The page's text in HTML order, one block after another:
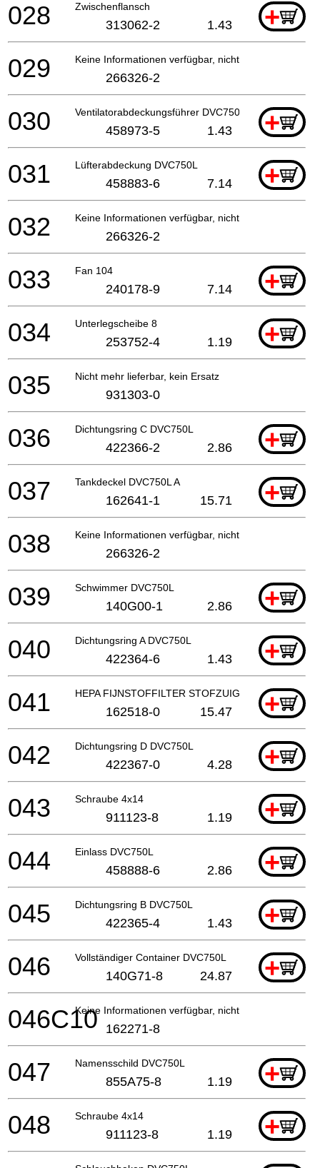
Zwischenflansch +
028 313062-2 1.43
Keine Informationen verfügbar, nicht bestellbar
029 266326-2
Ventilatorabdeckungsführer DVC750L +
030 458973-5 1.43
Lüfterabdeckung DVC750L +
031 458883-6 7.14
Keine Informationen verfügbar, nicht bestellbar
032 266326-2
Fan 104 +
033 240178-9 7.14
Unterlegscheibe 8 +
034 253752-4 1.19
Nicht mehr lieferbar, kein Ersatz
035 931303-0
Dichtungsring C DVC750L +
036 422366-2 2.86
Tankdeckel DVC750L A +
037 162641-1 15.71
Keine Informationen verfügbar, nicht bestellbar
038 266326-2
Schwimmer DVC750L +
039 140G00-1 2.86
Dichtungsring A DVC750L +
040 422364-6 1.43
HEPA FIJNSTOFFILTER STOFZUIGER +
041 162518-0 15.47
Dichtungsring D DVC750L +
042 422367-0 4.28
Schraube 4x14 +
043 911123-8 1.19
Einlass DVC750L +
044 458888-6 2.86
Dichtungsring B DVC750L +
045 422365-4 1.43
Vollständiger Container DVC750L +
046 140G71-8 24.87
Keine Informationen verfügbar, nicht bestellbar
046C10 162271-8
Namensschild DVC750L +
047 855A75-8 1.19
Schraube 4x14 +
048 911123-8 1.19